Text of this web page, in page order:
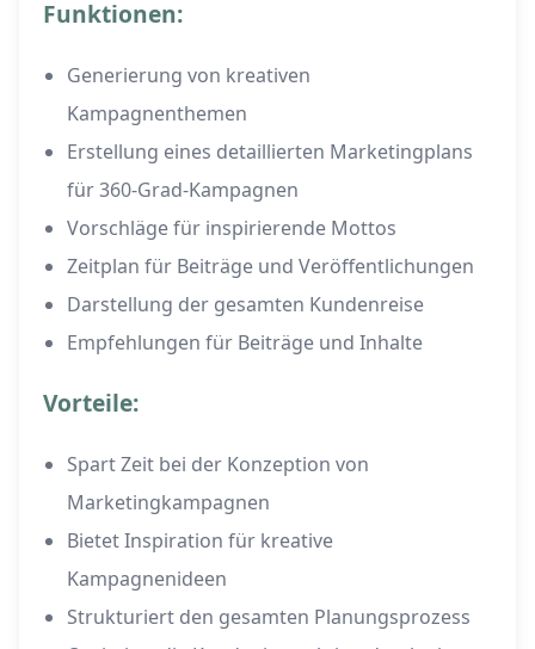
Funktionen:
Generierung von kreativen
Kampagnenthemen
Erstellung eines detaillierten Marketingplans
für 360-Grad-Kampagnen
Vorschläge für inspirierende Mottos
Zeitplan für Beiträge und Veröffentlichungen
Darstellung der gesamten Kundenreise
Empfehlungen für Beiträge und Inhalte
Vorteile:
Spart Zeit bei der Konzeption von
Marketingkampagnen
Bietet Inspiration für kreative
Kampagnenideen
Strukturiert den gesamten Planungsprozess